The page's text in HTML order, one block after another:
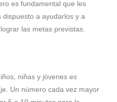
es fundamental que les
a ayudarlos y a
las metas previstas.
niñas y jóvenes es
Un número cada vez mayor